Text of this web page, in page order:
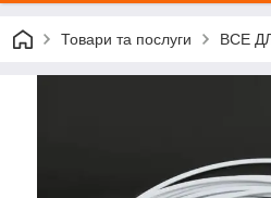
Товари та послуги ВСЕ